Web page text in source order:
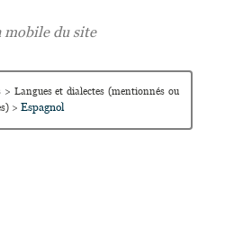
> Langues et dialectes (mentionnés ou
> Espagnol